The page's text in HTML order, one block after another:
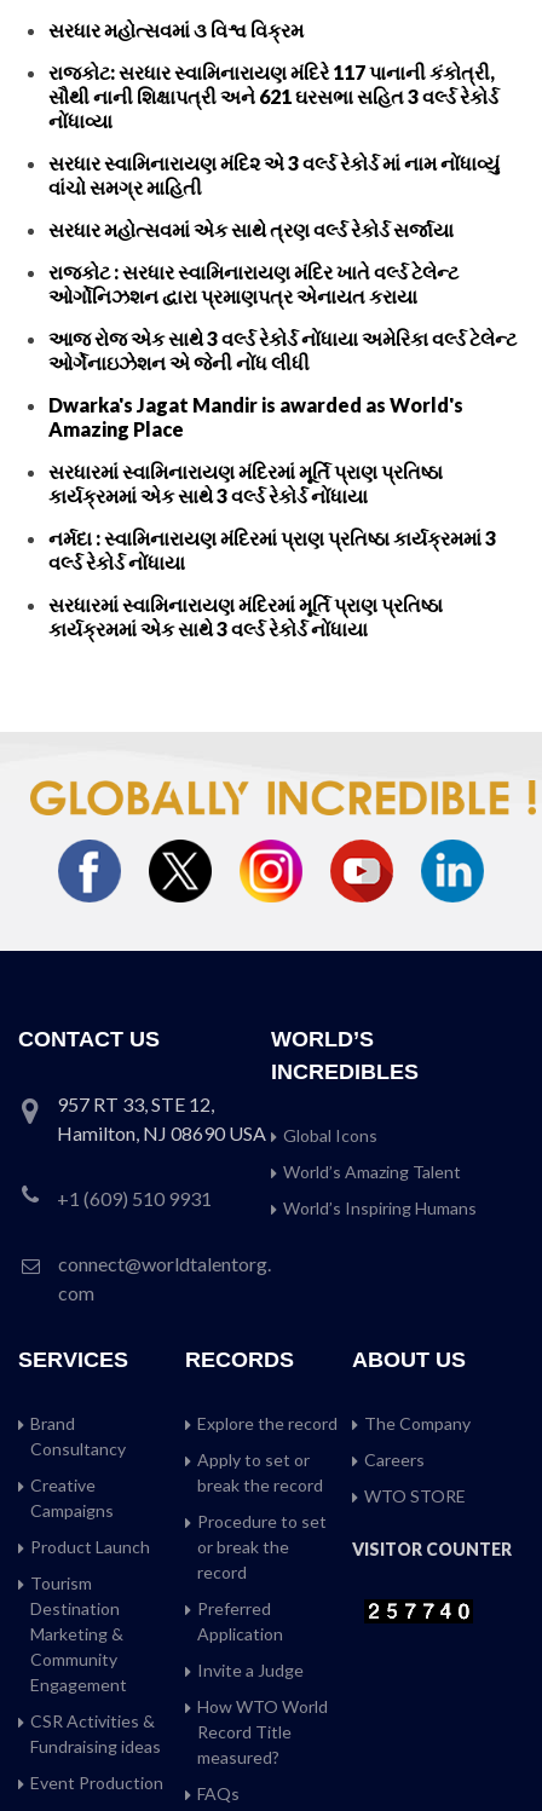
સરધાર મહોત્સવમાં ૩ વિશ્વ વિક્રમ
રાજકોટ: સરધાર સ્વામિનારાયણ મંદિરે 117 પાનાની કંકોત્રી,
સૌથી નાની શિક્ષાપત્રી અને 621 ઘરસભા સહિત 3 વર્લ્ડ રેકોર્ડ
નોંધાવ્યા
સરધાર સ્વામિનારાયણ મંદિ૨ એ 3 વર્લ્ડ રેકોર્ડ માં નામ નોંધાવ્યું
વાંચો સમગ્ર માહિતી
સરધાર મહોત્સવમાં એક સાથે ત્રણ વર્લ્ડ રેકોર્ડ સર્જાયા
રાજકોટ : સરધાર સ્વામિનારાયણ મંદિર ખાતે વર્લ્ડ ટેલેન્ટ
ઓર્ગોનિઝશન દ્વારા પ્રમાણપત્ર એનાયત કરાયા
આજ રોજ એક સાથે 3 વર્લ્ડ રેકોર્ડ નોંધાયા અમેરિકા વર્લ્ડ ટેલેન્ટ
ઓર્ગેનાઇઝેશન એ જેની નોંધ લીધી
Dwarka's Jagat Mandir is awarded as World's
Amazing Place
સરધારમાં સ્વામિનારાયણ મંદિરમાં મૂર્તિ પ્રાણ પ્રતિષ્ઠા
કાર્યક્રમમાં એક સાથે 3 વર્લ્ડ રેકોર્ડ નોંધાયા
નર્મદા : સ્વામિનારાયણ મંદિરમાં પ્રાણ પ્રતિષ્ઠા કાર્યક્રમમાં 3
વર્લ્ડ રેકોર્ડ નોંધાયા
સરધારમાં સ્વામિનારાયણ મંદિરમાં મૂર્તિ પ્રાણ પ્રતિષ્ઠા
કાર્યક્રમમાં એક સાથે 3 વર્લ્ડ રેકોર્ડ નોંધાયા
CONTACT US
957 RT 33, STE 12,
Hamilton, NJ 08690 USA
+1 (609) 510 9931
connect@worldtalentorg.
com
WORLD’S
INCREDIBLES
Global Icons
World’s Amazing Talent
World’s Inspiring Humans
SERVICES
Brand
Consultancy
Creative
Campaigns
Product Launch
Tourism
Destination
Marketing &
Community
Engagement
CSR Activities &
Fundraising ideas
Event Production
RECORDS
Explore the record
Apply to set or
break the record
Procedure to set
or break the
record
Preferred
Application
Invite a Judge
How WTO World
Record Title
measured?
FAQs
ABOUT US
The Company
Careers
WTO STORE
VISITOR COUNTER